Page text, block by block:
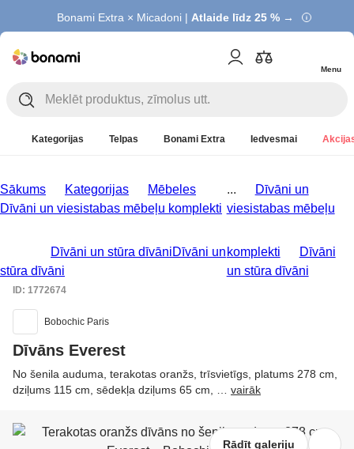
Bonami Extra × Micadoni | Atlaide līdz 25 % →
Menu
Kategorijas Telpas Bonami Extra Iedvesmai
Sākums Kategorijas
Mēbeles
Dīvāni un viesistabas mēbeļu komplekti
Dīvāni un stūra dīvāniDīvāni un
stūra dīvāni
...
Dīvāni un
viesistabas mēbeļu
komplekti
Dīvāni
un stūra dīvāni
Rādīt galeriju
ID: 1772674
Bobochic Paris
Dīvāns Everest
No šenila auduma, terakotas oranžs, trīsvietīgs, platums 278 cm,
dziļums 115 cm, sēdekļa dziļums 65 cm
vairāk